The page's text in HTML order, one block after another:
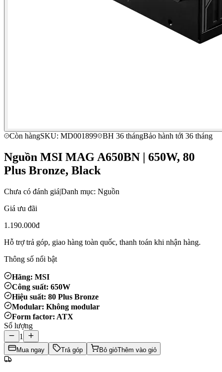
Còn hàngSKU: MD001899 BH 36 thángBảo hành tới 36 tháng
Nguồn MSI MAG A650BN | 650W, 80
Plus Bronze, Black
Chưa có đánh giá|Danh mục: Nguồn
Giá ưu đãi
1.190.000đ
Hỗ trợ trả góp, giao hàng toàn quốc, thanh toán khi nhận hàng.
Thông số nổi bật
Hãng: MSI
Công suất: 650W
Hiệu suất: 80 Plus Bronze
Modular: Không modular
Form factor: ATX
Số lượng
1
Mua ngay Trả góp Bỏ giỏThêm vào giỏ